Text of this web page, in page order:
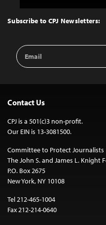
Top
Subscribe to CPJ Newsletters:
Email
Address
Contact Us
CPJ is a 501(c)3 non-profit.
Our EIN is 13-3081500.
Committee to Protect Journalists
The John S. and James L. Knight
P.O. Box 2675
New York, NY 10108
Tel 212-465-1004
Fax 212-214-0640